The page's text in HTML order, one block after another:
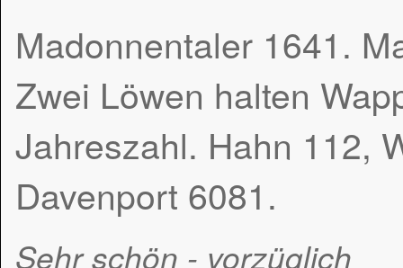
Madonnentaler 1641.
Zwei Löwen halten
Jahreszahl. Hahn 112,
Davenport 6081.
Sehr schön - vorzüglich